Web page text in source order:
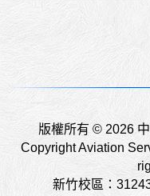
版權所有 © 2026
Copyright Aviation
新竹校區：